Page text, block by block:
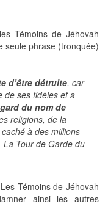
Témoins de Jéhovah
seule phrase (tronquée)
d’être détruite, car
de ses fidèles et a
du nom de
religions, de la
à des millions
La Tour de Garde du
Témoins de Jéhovah
ainsi les autres